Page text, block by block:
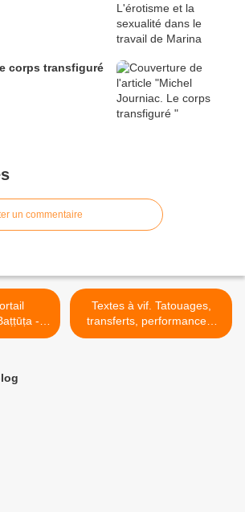
corps transfiguré
un commentaire
-
du
Textes à vif. Tatouages,
transferts, performances.
La Peaulogie. Numéro #5 >